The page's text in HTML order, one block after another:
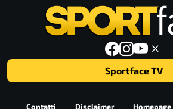
Sportface TV
Contatti Disclaimer Homepage